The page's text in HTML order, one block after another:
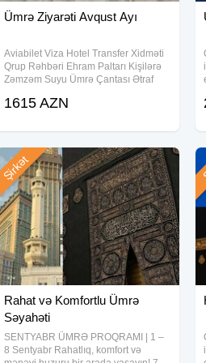
Ümrə Ziyarəti Avqust Ayı
Aviabilet Viza Hotel Transfer Xidməti
Qrup Rəhbəri Ehram Paltarı Kişilərə
Zəmzəm Suyu Ümrə Çantası Ətraf
1615 AZN
Rahat və Komfortlu Ümrə
Səyahəti
SENTYABR ÜMRƏ PROQRAMI | 1 –
8 Sentyabr Rahatlıq, komfort və
Şirkət